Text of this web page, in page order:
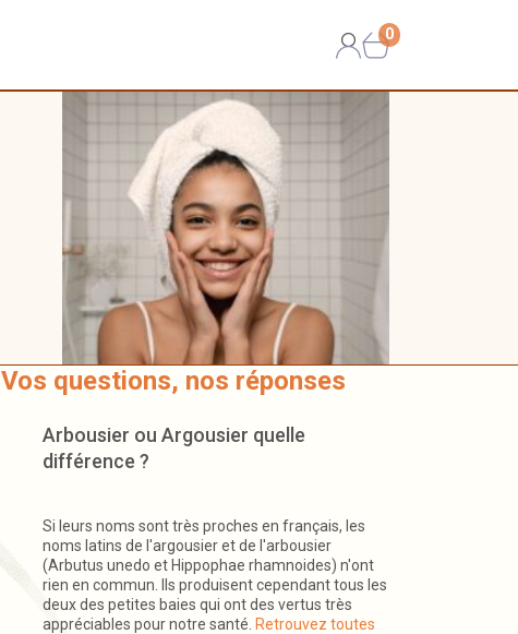
0
Vos questions, nos réponses
Arbousier ou Argousier quelle
différence ?
Si leurs noms sont très proches en français, les
noms latins de l'argousier et de l'arbousier
(Arbutus unedo et Hippophae rhamnoides) n'ont
rien en commun. Ils produisent cependant tous les
deux des petites baies qui ont des vertus très
appréciables pour notre santé. Retrouvez toutes